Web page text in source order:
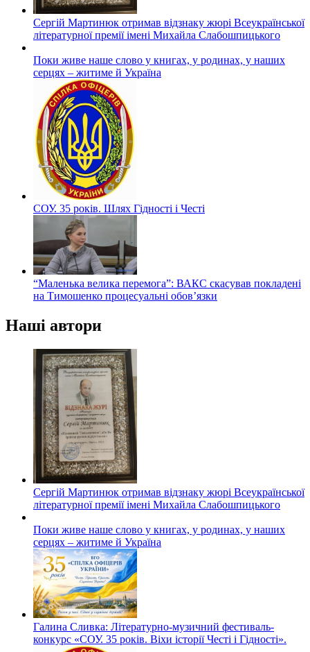
Сергій Мартинюк отримав відзнаку жюрі Всеукраїнської
літературної премії імені Михайла Слабошпицького
Поки живе наше слово у книгах, у родинах, у наших
серцях – житиме й Україна
СОУ. 35 років. Шлях Гідності і Честі
“Маленька велика перемога”: ВАКС скасував покладені
на Тимошенко процесуальні обов’язки
Наші автори
Сергій Мартинюк отримав відзнаку жюрі Всеукраїнської
літературної премії імені Михайла Слабошпицького
Поки живе наше слово у книгах, у родинах, у наших
серцях – житиме й Україна
Галина Сливка: Літературно-музичний фестиваль-
конкурс «СОУ. 35 років. Віхи історії Честі і Гідності».